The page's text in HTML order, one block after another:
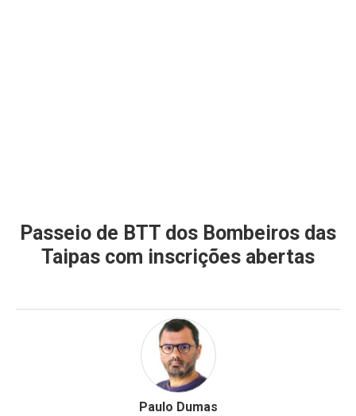
Passeio de BTT dos Bombeiros das
Taipas com inscrições abertas
Paulo Dumas